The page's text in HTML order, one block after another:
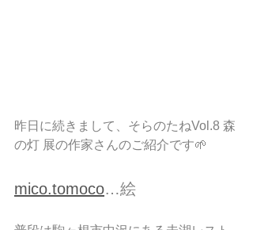
昨日に続きまして、そらのたねVol.8 森
の灯 展の作家さんのご紹介です🌱
mico.tomoco…絵